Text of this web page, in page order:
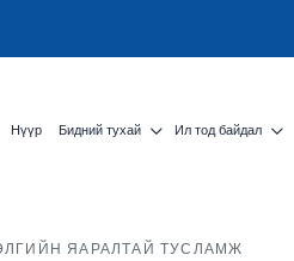
Нүүр Бидний тухай Ил тод байдал
ЯАРАЛТАЙ ТУСЛАМЖ